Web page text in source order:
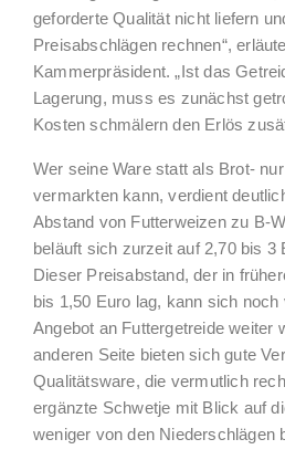
geforderte Qualität nicht liefern
Preisabschlägen rechnen“,
Kammerpräsident. „Ist das
Lagerung, muss es zunächst
Kosten schmälern den Erlös
Wer seine Ware statt als Brot-
vermarkten kann, verdient
Abstand von Futterweizen zu B-
beläuft sich zurzeit auf 2,70 bis 3
Dieser Preisabstand, der in
bis 1,50 Euro lag, kann sich
Angebot an Futtergetreide weiter
anderen Seite bieten sich gute
Qualitätsware, die vermutlich
ergänzte Schwetje mit Blick auf
weniger von den Niederschlägen